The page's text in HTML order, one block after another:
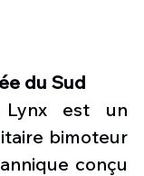
du Sud
Lynx est un
bimoteur
conçu